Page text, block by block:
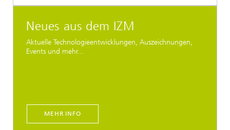
Neues aus dem IZM
Aktuelle Technologieentwicklungen, Auszeichnungen,
Events und mehr...
MEHR INFO